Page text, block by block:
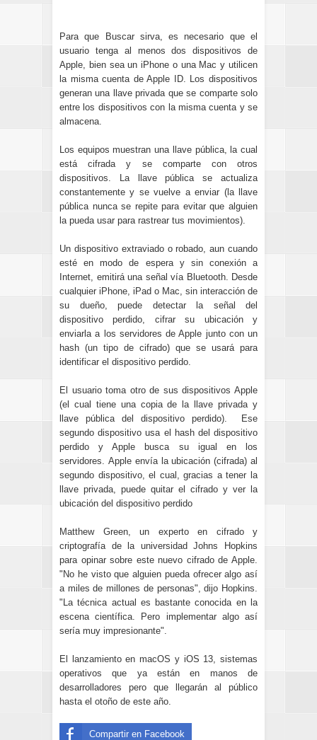
Para que Buscar sirva, es necesario que el
usuario tenga al menos dos dispositivos de
Apple, bien sea un iPhone o una Mac y utilicen
la misma cuenta de Apple ID.
Los dispositivos
generan una llave privada que se comparte solo
entre los dispositivos con la misma cuenta y se
almacena.
Los equipos muestran una llave pública, la cual
está cifrada y se comparte con otros
dispositivos. La llave pública se actualiza
constantemente y se vuelve a enviar (la llave
pública nunca se repite para evitar que alguien
la pueda usar para rastrear tus movimientos).
Un dispositivo extraviado o robado, aun cuando
esté en modo de espera y sin conexión a
Internet, emitirá una señal vía Bluetooth.
Desde
cualquier iPhone, iPad o Mac, sin interacción de
su dueño, puede detectar la señal del
dispositivo perdido, cifrar su ubicación y
enviarla a los servidores de Apple junto con un
hash (un tipo de cifrado) que se usará para
identificar el dispositivo perdido.
El usuario toma otro de sus dispositivos Apple
(el cual tiene una copia de la llave privada y
llave pública del dispositivo perdido).
Ese
segundo dispositivo usa el hash del dispositivo
perdido y Apple busca su igual en los
servidores. Apple envía la ubicación (cifrada) al
segundo dispositivo, el cual, gracias a tener la
llave privada, puede quitar el cifrado y ver la
ubicación del dispositivo perdido
Matthew Green, un experto en cifrado y
criptografía de la universidad Johns Hopkins
para opinar sobre este nuevo cifrado de Apple.
"No he visto que alguien pueda ofrecer algo así
a miles de millones de personas", dijo Hopkins.
"La técnica actual es bastante conocida en la
escena científica. Pero implementar algo así
sería muy impresionante".
El lanzamiento en macOS y iOS 13, sistemas
operativos que ya están en manos de
desarrolladores pero que llegarán al público
hasta el otoño de este año.
Compartir en Facebook